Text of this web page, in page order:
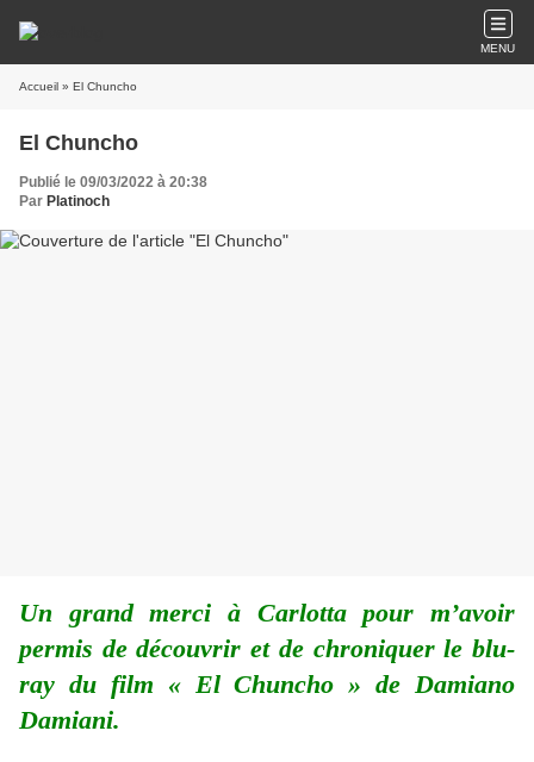
MENU
Accueil » El Chuncho
El Chuncho
Publié le 09/03/2022 à 20:38
Par Platinoch
Un grand merci à Carlotta pour m’avoir
permis de découvrir et de chroniquer le blu-
ray du film « El Chuncho » de Damiano
Damiani.